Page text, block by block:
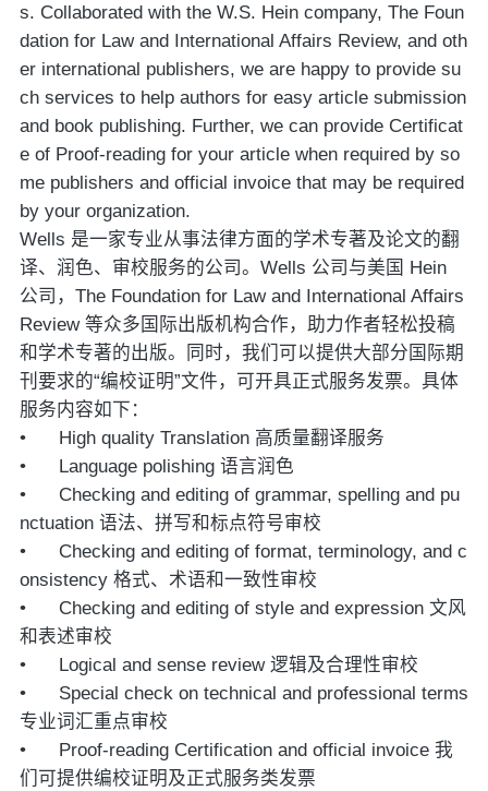
s. Collaborated with the W.S. Hein company, The Foun
dation for Law and International Affairs Review, and oth
er international publishers, we are happy to provide su
ch services to help authors for easy article submission
and book publishing. Further, we can provide Certificat
e of Proof-reading for your article when required by so
me publishers and official invoice that may be required
by your organization.
Wells 是一家专业从事法律方面的学术专著及论文的翻
译、润色、审校服务的公司。 Wells 公司与美国 Hein
公司， The Foundation for Law and International Affairs
Review 等众多国际出版机构合作，助力作者轻松投稿
和学术专著的出版。同时，我们可以提供大部分国际期
刊要求的“编校证明”文件，可开具正式服务发票。具体
服务内容如下：
• High quality Translation 高质量翻译服务
• Language polishing 语言润色
• Checking and editing of grammar, spelling and pu
nctuation 语法、拼写和标点符号审校
• Checking and editing of format, terminology, and c
onsistency 格式、术语和一致性审校
• Checking and editing of style and expression 文风
和表述审校
• Logical and sense review 逻辑及合理性审校
• Special check on technical and professional terms
专业词汇重点审校
• Proof-reading Certification and official invoice 我
们可提供编校证明及正式服务类发票